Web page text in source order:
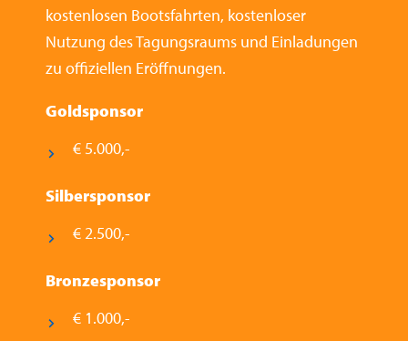
kostenlosen Bootsfahrten, kostenloser
Nutzung des Tagungsraums und Einladungen
zu offiziellen Eröffnungen.
Goldsponsor
€ 5.000,-
Silbersponsor
€ 2.500,-
Bronzesponsor
€ 1.000,-